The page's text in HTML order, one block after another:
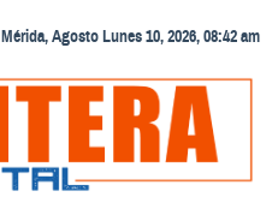
Mérida, Agosto Lunes 10, 2026, 08:42 am